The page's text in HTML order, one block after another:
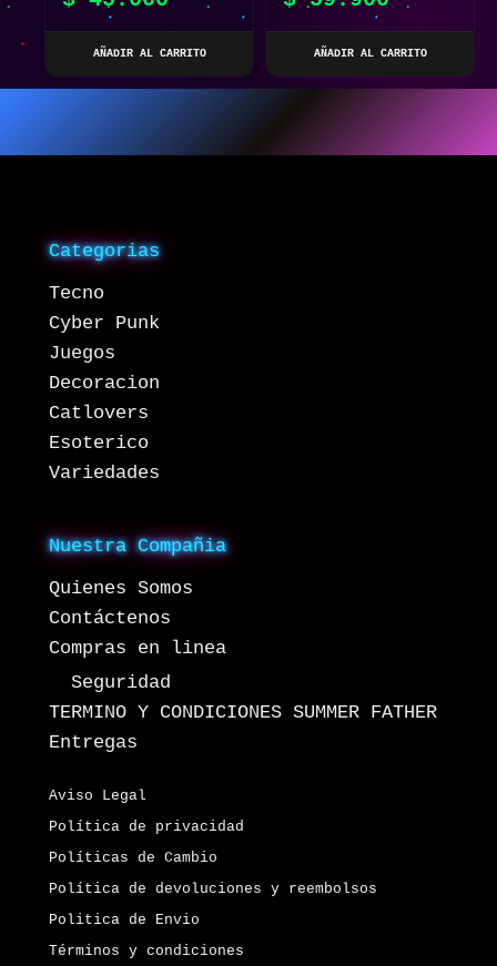
AÑADIR AL CARRITO
MULTIFUNCIONAL
AÑADIR AL CARRITO
Categorias
Tecno
Cyber Punk
Juegos
Decoracion
Catlovers
Esoterico
Variedades
Nuestra Compañia
Quienes Somos
Contáctenos
Compras en linea
Seguridad
TERMINO Y CONDICIONES SUMMER FATHER
Entregas
Aviso Legal
Política de privacidad
Políticas de Cambio
Política de devoluciones y reembolsos
Politica de Envio
Términos y condiciones